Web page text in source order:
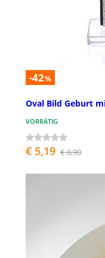
-42%
Oval Bild Geburt
VORRÄTIG
€ 5,19 € 8,90